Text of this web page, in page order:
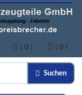
( 0 ) ( 0 )
Suchen